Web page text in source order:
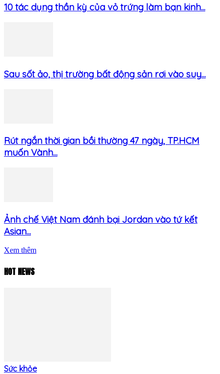
10 tác dụng thần kỳ của vỏ trứng làm bạn kinh...
Sau sốt ảo, thị trường bất động sản rơi vào suy...
Rút ngắn thời gian bồi thường 47 ngày, TP.HCM
muốn Vành...
Ảnh chế Việt Nam đánh bại Jordan vào tứ kết
Asian...
Xem thêm
HOT NEWS
Sức khỏe